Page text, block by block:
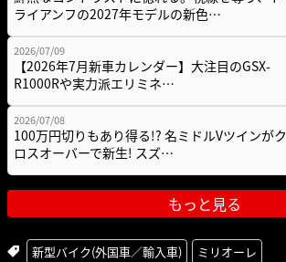
ライアンフの2027年モデルの新色…
2026/07/09
【2026年7月新車カレンダー】大注目のGSX-
R1000Rや実力派エリミネ…
2026/07/08
100万円切りもあり得る!? 名ミドルVツインがク
ロスオーバーで新生! スズ…
もっと見る
新型バイク(外国車／輸入車)
ミリオーレ